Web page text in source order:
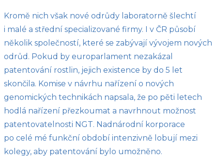
Kromě nich však nové odrůdy laboratorně šlechtí
i malé a střední specializované firmy. I v ČR působí
několik společností, které se zabývají vývojem nových
odrůd. Pokud by europarlament nezakázal
patentování rostlin, jejich existence by do 5 let
skončila. Komise v návrhu nařízení o nových
genomických technikách napsala, že po pěti letech
hodlá nařízení přezkoumat a navrhnout možnost
patentovatelnosti NGT. Nadnárodní korporace
po celé mé funkční období intenzivně lobují mezi
kolegy, aby patentování bylo umožněno.